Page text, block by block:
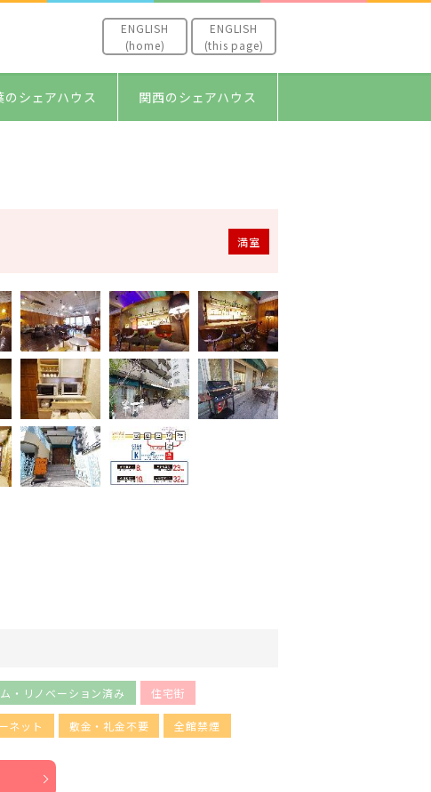
ENGLISH
(home)
ENGLISH
(this page)
のシェアハウス 関西のシェアハウス
満室
・リノベーション済み 住宅街
ネット 敷金・礼金不要 全館禁煙